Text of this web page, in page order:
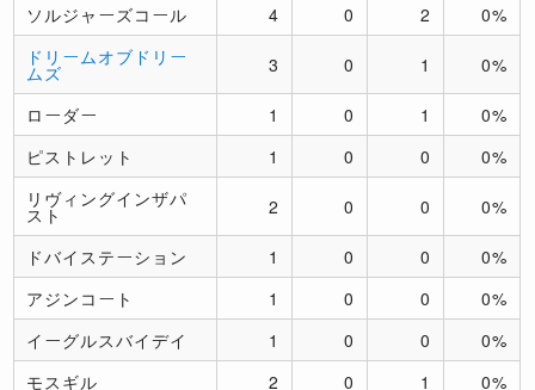
ソルジャーズコール
4 0 2
0%
ドリームオブドリー
ムズ 3 0 1 0%
ローダー 1 0 1
0%
ピストレット
1 0 0
0%
リヴィングインザパ
スト 2 0 0 0%
ドバイステーション 1 0 0
0%
アジンコート
1 0 0
0%
イーグルスバイデイ
1 0 0
0%
モスギル
2 0 1
0%